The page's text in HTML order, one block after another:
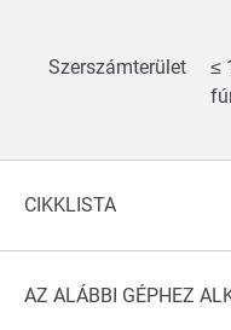
Szerszámterület
≤
CIKKLISTA
AZ ALÁBBI GÉPHEZ